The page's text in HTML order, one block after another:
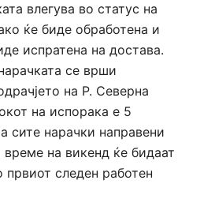
влегува во статус на
ќе биде обработена и
испратена на достава.
се врши
на Р. Северна
на испорака е 5
сите нарачки направени
време на викенд ќе бидаат
првиот следен работен